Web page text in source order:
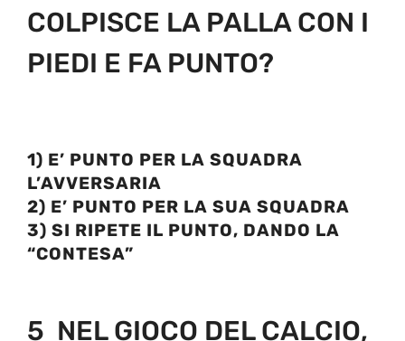
COLPISCE LA PALLA CON I
PIEDI E FA PUNTO?
1) E’ PUNTO PER LA SQUADRA
L’AVVERSARIA
2) E’ PUNTO PER LA SUA SQUADRA
3) SI RIPETE IL PUNTO, DANDO LA
“CONTESA”
5 NEL GIOCO DEL CALCIO,